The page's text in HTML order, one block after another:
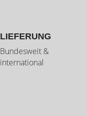
LIEFERUNG
Bundesweit &
international